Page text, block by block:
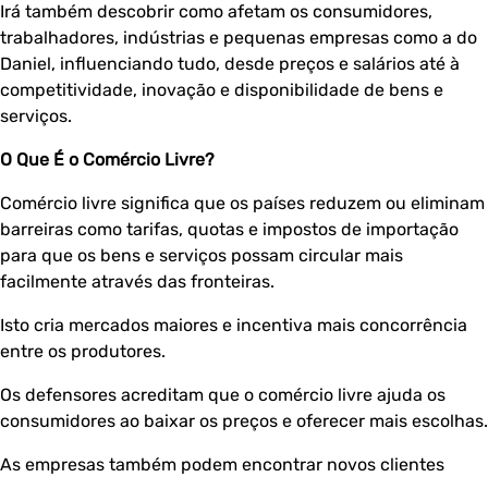
Irá também descobrir como afetam os consumidores,
trabalhadores, indústrias e pequenas empresas como a do
Daniel, influenciando tudo, desde preços e salários até à
competitividade, inovação e disponibilidade de bens e
serviços.
O Que É o Comércio Livre?
Comércio livre significa que os países reduzem ou eliminam
barreiras como tarifas, quotas e impostos de importação
para que os bens e serviços possam circular mais
facilmente através das fronteiras.
Isto cria mercados maiores e incentiva mais concorrência
entre os produtores.
Os defensores acreditam que o comércio livre ajuda os
consumidores ao baixar os preços e oferecer mais escolhas.
As empresas também podem encontrar novos clientes